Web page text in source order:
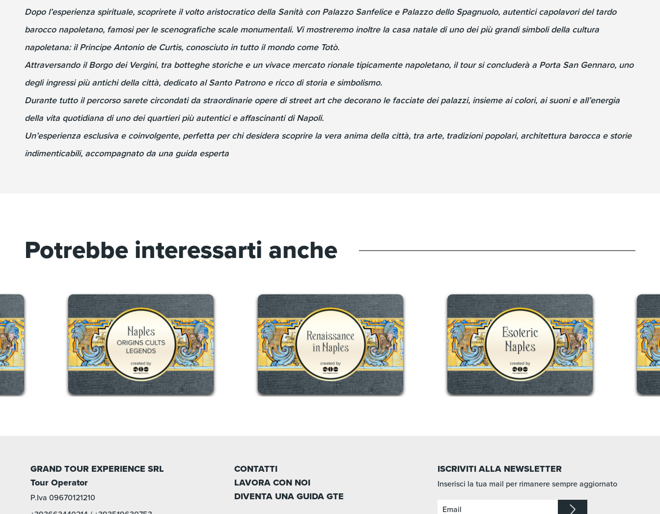
Dopo l’esperienza spirituale, scoprirete il volto aristocratico della Sanità con Palazzo Sanfelice e Palazzo dello Spagnuolo, autentici capolavori del tardo
barocco napoletano, famosi per le scenografiche scale monumentali. Vi mostreremo inoltre la casa natale di uno dei più grandi simboli della cultura
napoletana: il Principe Antonio de Curtis, conosciuto in tutto il mondo come Totò.
Attraversando il Borgo dei Vergini, tra botteghe storiche e un vivace mercato rionale tipicamente napoletano, il tour si concluderà a Porta San Gennaro, uno
degli ingressi più antichi della città, dedicato al Santo Patrono e ricco di storia e simbolismo.
Durante tutto il percorso sarete circondati da straordinarie opere di street art che decorano le facciate dei palazzi, insieme ai colori, ai suoni e all’energia
della vita quotidiana di uno dei quartieri più autentici e affascinanti di Napoli.
Un’esperienza esclusiva e coinvolgente, perfetta per chi desidera scoprire la vera anima della città, tra arte, tradizioni popolari, architettura barocca e storie
indimenticabili, accompagnato da una guida esperta
Potrebbe interessarti anche
GRAND TOUR EXPERIENCE SRL
Tour Operator
P.Iva 09670121210
CONTATTI
LAVORA CON NOI
DIVENTA UNA GUIDA GTE
ISCRIVITI ALLA NEWSLETTER
Inserisci la tua mail per rimanere sempre aggiornato